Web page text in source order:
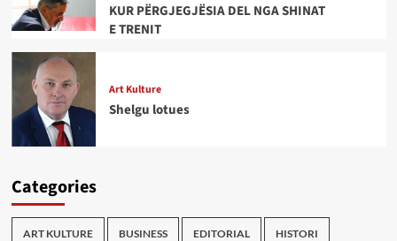
KUR PËRGJEGJËSIA DEL NGA SHINAT
E TRENIT
Art Kulture
Shelgu lotues
Categories
ART KULTURE BUSINESS EDITORIAL HISTORI